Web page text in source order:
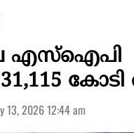
എസ്‌ഐപി
13, 2026 12:44 am